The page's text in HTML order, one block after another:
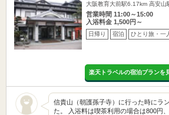
大阪教育大前駅6.17km 高安山
営業時間 11:00～15:00
入浴料金 1,500円～
日帰り 宿泊 ひとり旅・一
楽天トラベルの宿泊プランを
信貴山（朝護孫子寺）に行った時にラ
た。 入浴料は喫茶利用の場合は800円